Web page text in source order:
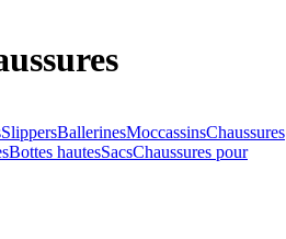
SlippersBallerinesMoccassinsChaussures
Bottes hautesSacsChaussures pour